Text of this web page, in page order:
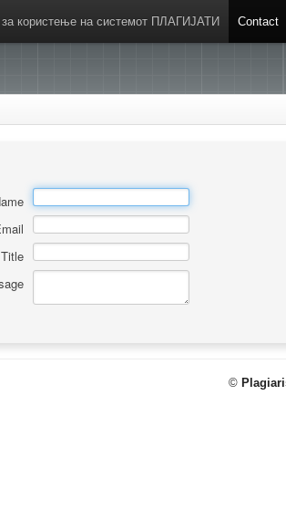
за користење на системот ПЛАГИЈАТИ Contact
Title
©